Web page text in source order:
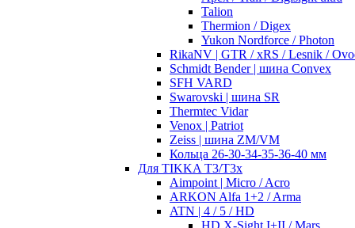
Talion
Thermion / Digex
Yukon Nordforce / Photon
RikaNV | GTR / xRS / Lesnik /
Schmidt Bender | шина Convex
SFH VARD
Swarovski | шина SR
Thermtec Vidar
Venox | Patriot
Zeiss | шина ZM/VM
Кольца 26-30-34-35-36-40 мм
Для TIKKA T3/T3x
Aimpoint | Micro / Acro
ARKON Alfa 1+2 / Arma
ATN | 4 / 5 / HD
HD X-Sight I+II / Mars